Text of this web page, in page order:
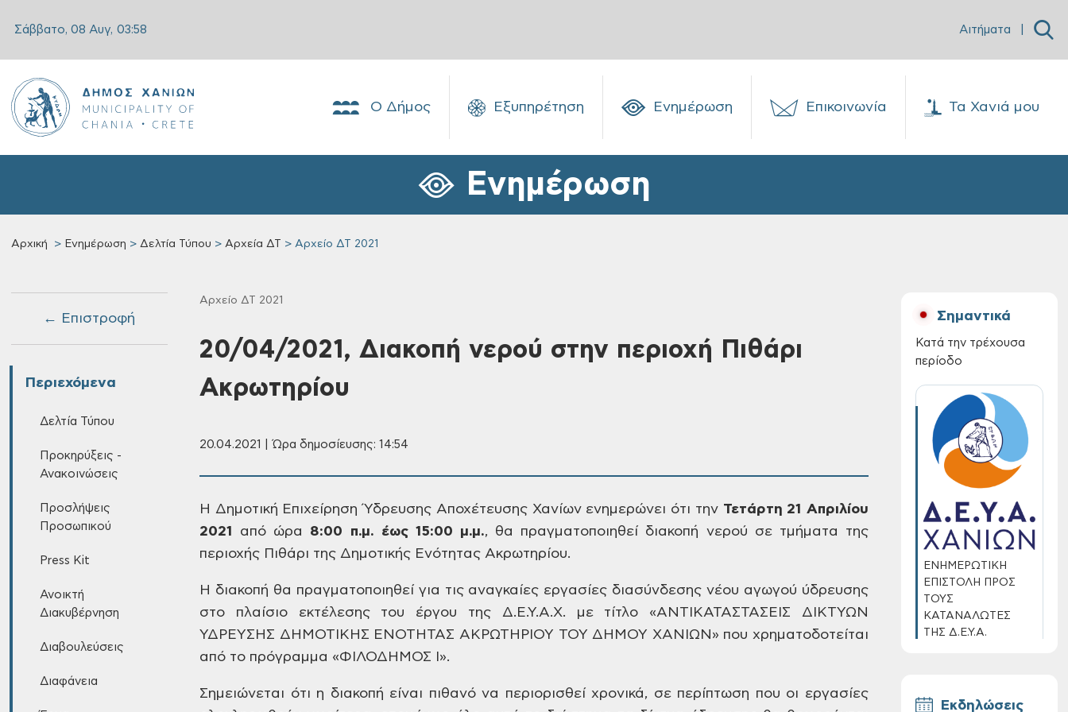
Σάββατο, 08 Αυγ, 03:58 Αιτήματα
Ο Δήμος Εξυπηρέτηση Ενημέρωση Επικοινωνία Τα Χανιά μου
Ενημέρωση
Αρχική Ενημέρωση Δελτία Τύπου Αρχεία ΔΤ Αρχείο ΔΤ 2021
← Επιστροφή
Περιεχόμενα
Δελτία Τύπου
Προκηρύξεις -
Ανακοινώσεις
Προσλήψεις
Προσωπικού
Press Kit
Ανοικτή
Διακυβέρνηση
Διαβουλεύσεις
Διαφάνεια
Αρχείο ΔΤ 2021
20/04/2021, Διακοπή νερού στην περιοχή Πιθάρι
Ακρωτηρίου
20.04.2021 | Ώρα δημοσίευσης: 14:54
Η Δημοτική Επιχείρηση Ύδρευσης ΑποχέτευσηςΧανίων ενημερώνει ότι την Τετάρτη 21 Απριλίου
2021
από ώρα 8:00 π.μ. έως 15:00 μ.μ., θα πραγματοποιηθεί διακοπή νερού σετμήματα της
περιοχής Πιθάρι της Δημοτικής Ενότητας Ακρωτηρίου.
Η διακοπή θα πραγματοποιηθεί για τιςαναγκαίες εργασίες διασύνδεσης νέου αγωγού ύδρευσης
στο πλαίσιο εκτέλεσηςτου έργου της Δ.Ε.Υ.Α.Χ. με τίτλο «ΑΝΤΙΚΑΤΑΣΤΑΣΕΙΣ ΔΙΚΤΥΩΝ
ΥΔΡΕΥΣΗΣ ΔΗΜΟΤΙΚΗΣ ΕΝΟΤΗΤΑΣ ΑΚΡΩΤΗΡΙΟΥ ΤΟΥ ΔΗΜΟΥ ΧΑΝΙΩΝ» που χρηματοδοτείται
από το πρόγραμμα «ΦΙΛΟΔΗΜΟΣ Ι».
Σημειώνεται ότι η διακοπή είναι πιθανό να περιορισθείχρονικά, σε περίπτωση που οι εργασίες
Σημαντικά
Κατά την τρέχουσα
περίοδο
ΕΝΗΜΕΡΩΤΙΚΗ
ΕΠΙΣΤΟΛΗ ΠΡΟΣ
ΤΟΥΣ
ΚΑΤΑΝΑΛΩΤΕΣ
ΤΗΣ Δ.Ε.Υ.Α.
Εκδηλώσεις